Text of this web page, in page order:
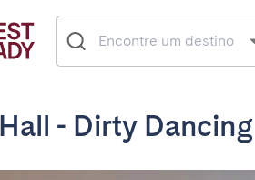
- Dirty Dancing